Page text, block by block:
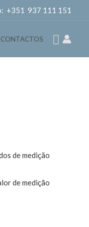
+351 937 111 151
CONTACTOS
de medição
de medição